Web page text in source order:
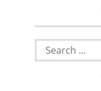
Search
for: